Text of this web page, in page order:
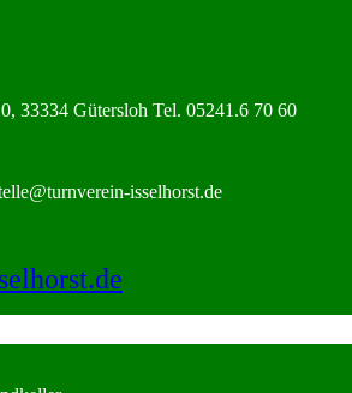
33334 Gütersloh Tel. 05241.6 70 60
isselhorst.de